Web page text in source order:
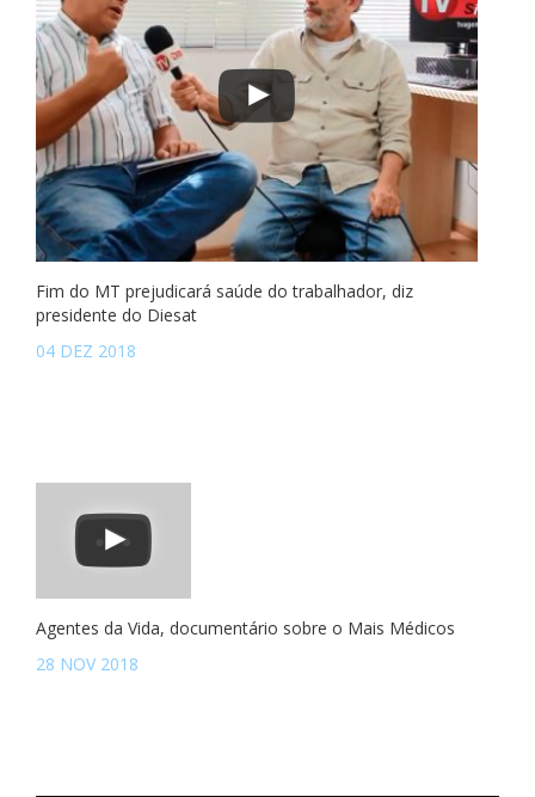
Fim do MT prejudicará saúde do trabalhador, diz
presidente do Diesat
04 DEZ 2018
Agentes da Vida, documentário sobre o Mais Médicos
28 NOV 2018